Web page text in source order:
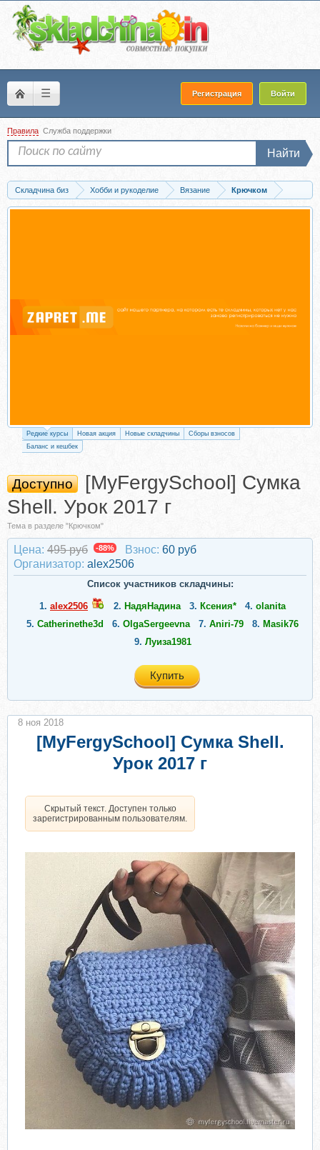
☰ Регистрация Войти
Правила Служба поддержки
Найти
Складчина биз Хобби и рукоделие Вязание
Крючком
Скачать [MyFergySchool] Сумка Shell. Урок 2017 г
Редкие курсы Новая акция Новые складчины
Сборы взносов
Баланс и кешбек
Доступно
[MyFergySchool] Сумка
Shell. Урок 2017 г
Тема в разделе "Крючком"
Цена: 495 руб -88% Взнос: 60 руб
Организатор: alex2506
Список участников складчины:
1. alex2506 2. НадяНадина 3. Ксения* 4. olanita
5. Catherinethe3d 6. OlgaSergeevna 7. Aniri-79 8. Masik76
9. Луиза1981
Купить
[MyFergySchool] Сумка Shell.
Урок 2017 г
Скрытый текст. Доступен только
зарегистрированным пользователям.
8 ноя 2018